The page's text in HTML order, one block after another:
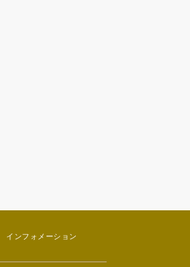
インフォメーション